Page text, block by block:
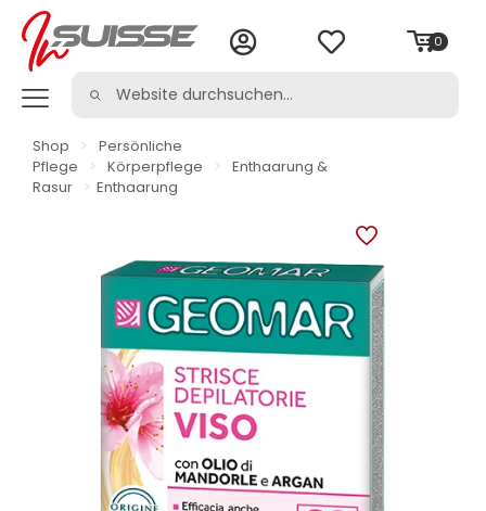
0
Shop >
Persönliche
Pflege
> Körperpflege >
Enthaarung &
Rasur
> Enthaarung